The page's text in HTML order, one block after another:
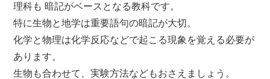
理科も 暗記がベースとなる教科です。
特に生物と地学は重要語句の暗記が大切。
化学と物理は化学反応などで起こる現象を覚える必要が
あります。
生物も合わせて、実験方法などもおさえましょう。